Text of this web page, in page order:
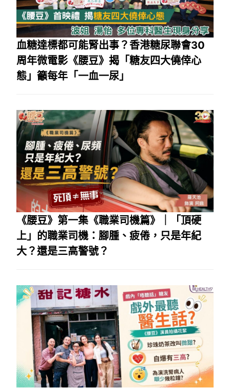
血糖達標都可能腎出事？香港糖尿聯會30
周年微電影《腰豆》揭「糖友四大僥倖心
態」籲每年「一血一尿」
《腰豆》第一集《職業司機篇》｜「頂硬
上」的職業司機：腳腫、疲倦，只是年紀
大？還是三高警號？